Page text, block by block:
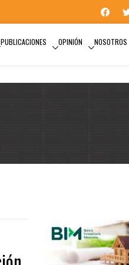
PUBLICACIONES OPINIÓN NOSOTROS